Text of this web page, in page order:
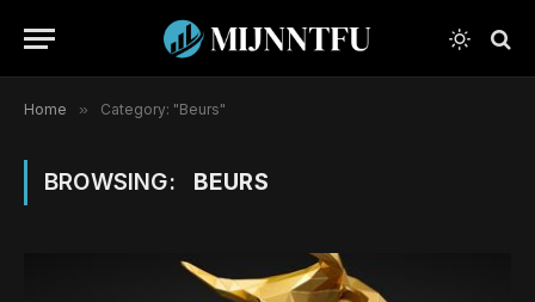
Home » Category: "Beurs"
BROWSING: BEURS